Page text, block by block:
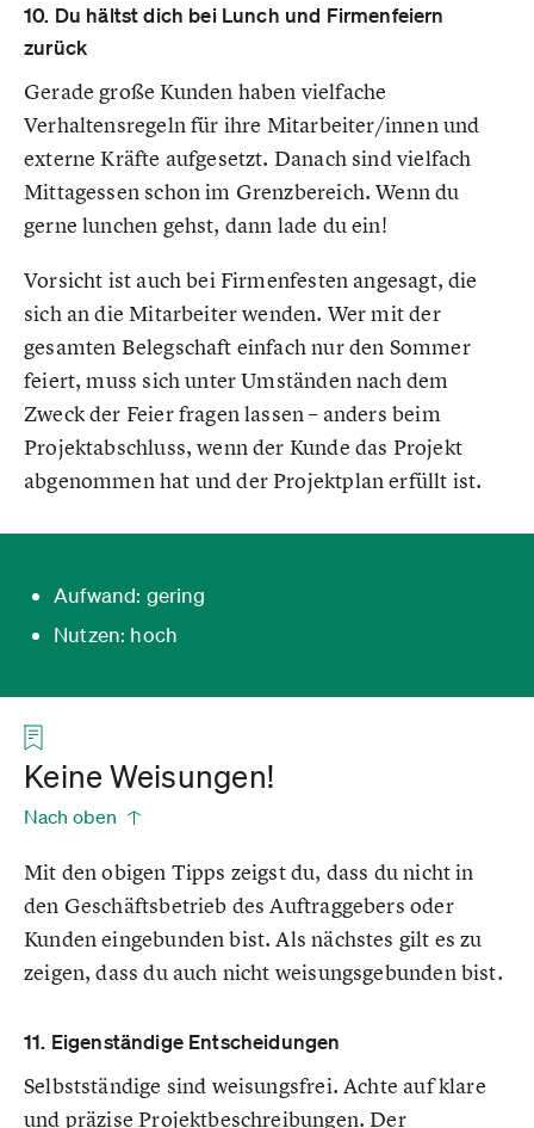
10. Du hältst dich bei Lunch und Firmenfeiern
zurück
Gerade große Kunden haben vielfache
Verhaltensregeln für ihre Mitarbeiter/innen und
externe Kräfte aufgesetzt. Danach sind vielfach
Mittagessen schon im Grenzbereich. Wenn du
gerne lunchen gehst, dann lade du ein!
Vorsicht ist auch bei Firmenfesten angesagt, die
sich an die Mitarbeiter wenden. Wer mit der
gesamten Belegschaft einfach nur den Sommer
feiert, muss sich unter Umständen nach dem
Zweck der Feier fragen lassen – anders beim
Projektabschluss, wenn der Kunde das Projekt
abgenommen hat und der Projektplan erfüllt ist.
Aufwand: gering
Nutzen: hoch
Keine Weisungen!
Nach oben
Mit den obigen Tipps zeigst du, dass du nicht in
den Geschäftsbetrieb des Auftraggebers oder
Kunden eingebunden bist. Als nächstes gilt es zu
zeigen, dass du auch nicht weisungsgebunden bist.
11. Eigenständige Entscheidungen
Selbstständige sind weisungsfrei. Achte auf klare
und präzise Projektbeschreibungen. Der